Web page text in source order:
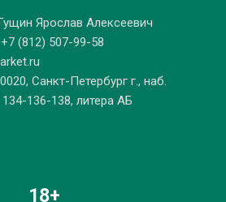
Ярослав Алексеевич
+7 (812) 507-99-58
Санкт-Петербург г., наб.
136-138, литера АБ
18+